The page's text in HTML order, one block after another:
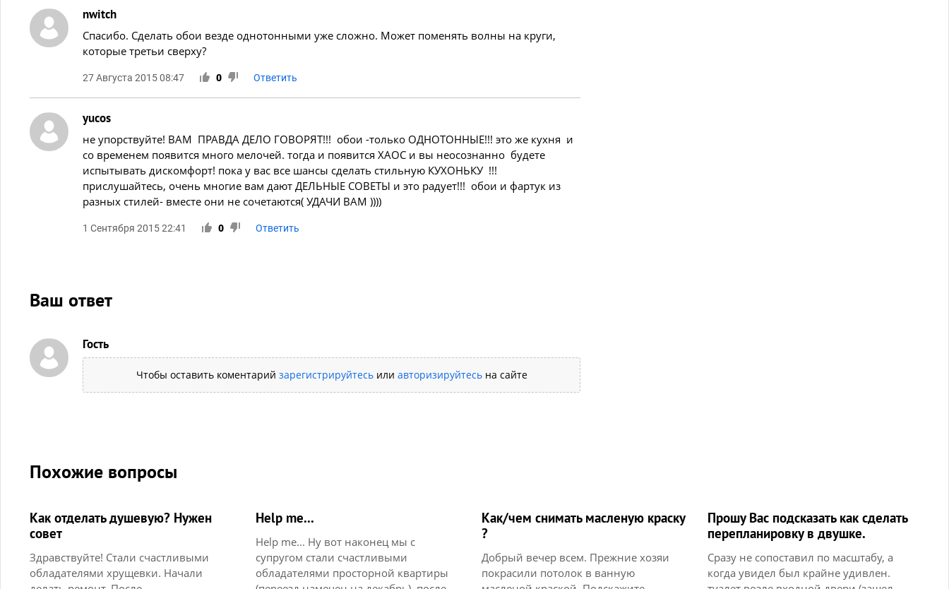
nwitch
Спасибо. Сделать обои везде однотонными уже сложно. Может поменять волны на круги,
которые третьи сверху?
27 Августа 2015 08:47 0 Ответить
yucos
не упорствуйте! ВАМ ПРАВДА ДЕЛО ГОВОРЯТ!!! обои -только ОДНОТОННЫЕ!!! это же кухня и
со временем появится много мелочей. тогда и появится ХАОС и вы неосознанно будете
испытывать дискомфорт! пока у вас все шансы сделать стильную КУХОНЬКУ !!!
прислушайтесь, очень многие вам дают ДЕЛЬНЫЕ СОВЕТЫ и это радует!!! обои и фартук из
разных стилей- вместе они не сочетаются( УДАЧИ ВАМ ))))
1 Сентября 2015 22:41 0 Ответить
Ваш ответ
Гость
Чтобы оставить коментарий зарегистрируйтесьили авторизируйтесьна сайте
Похожие вопросы
Как отделать душевую? Нужен
совет
Здравствуйте! Стали счастливыми
обладателями хрущевки. Начали
Help me...
Help me... Ну вот наконец мы с
супругом стали счастливыми
обладателями просторной квартиры
Как/чем снимать масленую краску
?
Добрый вечер всем. Прежние хозяи
покрасили потолок в ванную
Прошу Вас подсказать как сделать
перепланировку в двушке.
Сразу не сопоставил по масштабу, а
когда увидел был крайне удивлен.